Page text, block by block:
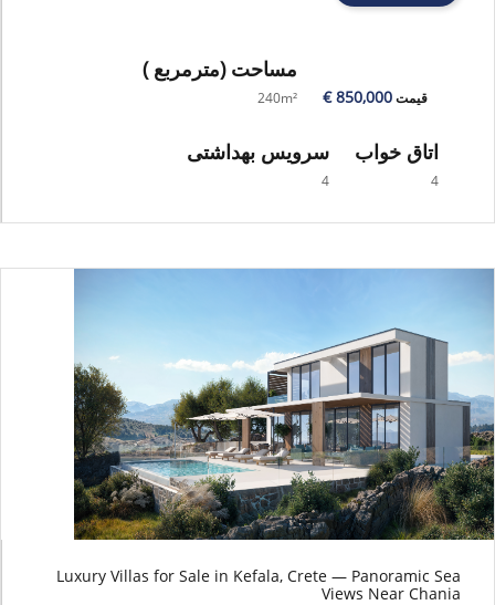
قیمت850,000 €
مساحت (مترمربع )
240m²
اتاق خواب
4
سرویس بهداشتی
4
Luxury Villas for Sale in Kefala, Crete — Panoramic Sea
Views Near Chania